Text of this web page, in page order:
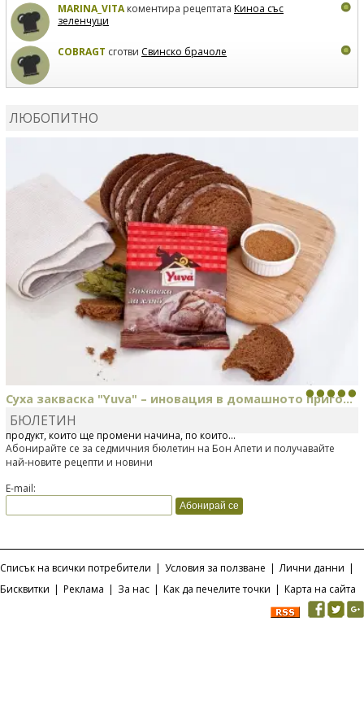
MARINA_VITAкоментира рецептата Киноа със
зеленчуци
COBRAGT сготви Свинско брачоле
ЛЮБОПИТНО
Суха закваска "Yuva" – иновация в домашното приго...
Отскоро Лесафр България стартира предлагането на изцяло нов
продукт, който ще промени начина, по който...
БЮЛЕТИН
Абонирайте се за седмичния бюлетин на Бон Апети и получавайте
най-новите рецепти и новини
E-mail:
Списък на всички потребители | Условия за ползване | Лични данни |
Бисквитки | Реклама | За нас | Как да печелите точки | Карта на сайта